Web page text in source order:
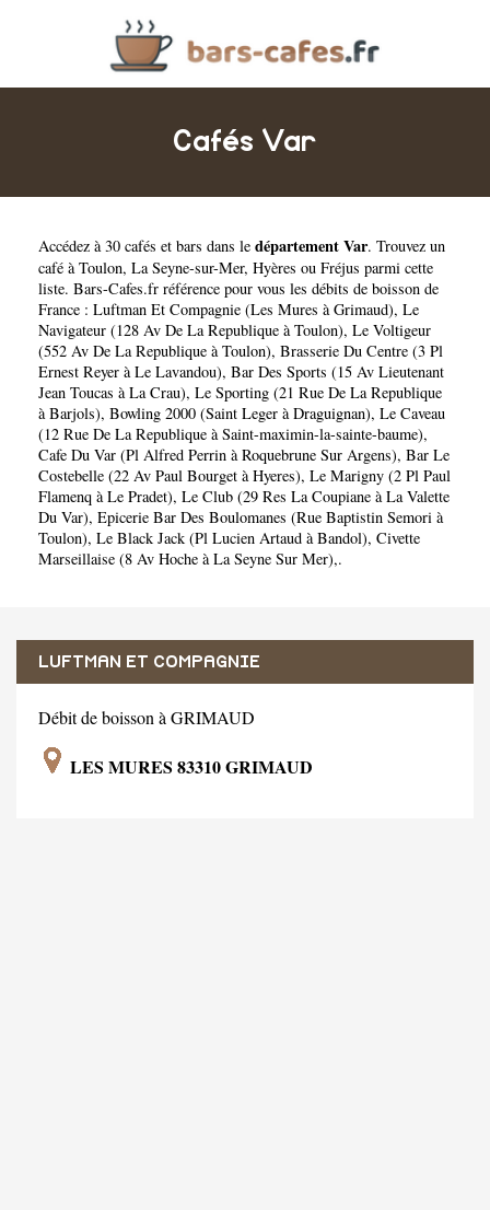
Cafés Var
Accédez à 30 cafés et bars dans le département Var. Trouvez un
café àToulon, La Seyne-sur-Mer, Hyères ou Fréjus parmi cette
liste. Bars-Cafes.fr référence pour vous les débits de boisson de
France : Luftman Et Compagnie (Les Mures à Grimaud), Le
Navigateur (128 Av De La Republique à Toulon), Le Voltigeur
(552 Av De La Republique à Toulon), Brasserie Du Centre (3 Pl
Ernest Reyer à Le Lavandou), Bar Des Sports (15 Av Lieutenant
Jean Toucas à La Crau), Le Sporting (21 Rue De La Republique
à Barjols), Bowling 2000 (Saint Leger à Draguignan), Le Caveau
(12 Rue De La Republique à Saint-maximin-la-sainte-baume),
Cafe Du Var (Pl Alfred Perrin à Roquebrune Sur Argens), Bar Le
Costebelle (22 Av Paul Bourget à Hyeres), Le Marigny (2 Pl Paul
Flamenq à Le Pradet), Le Club (29 Res La Coupiane à La Valette
Du Var), Epicerie Bar Des Boulomanes (Rue Baptistin Semori à
Toulon), Le Black Jack (Pl Lucien Artaud à Bandol), Civette
Marseillaise (8 Av Hoche à La Seyne Sur Mer),.
LUFTMAN ET COMPAGNIE
Débit de boisson à GRIMAUD
LES MURES 83310 GRIMAUD